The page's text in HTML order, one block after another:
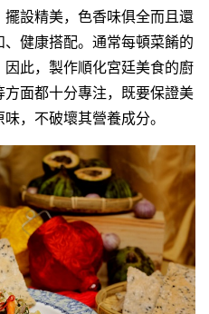
設精美，色香味俱全而且還
健康搭配。通常每頓菜餚的
此，製作順化宮廷美食的廚
面都十分專注，既要保證美
，不破壞其營養成分。